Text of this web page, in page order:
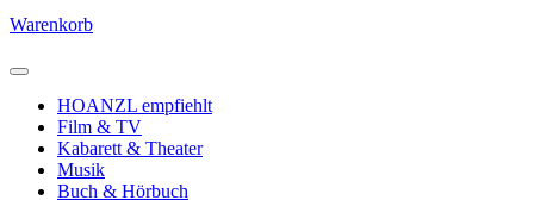
Warenkorb
HOANZL empfiehlt
Film & TV
Kabarett & Theater
Musik
Buch & Hörbuch